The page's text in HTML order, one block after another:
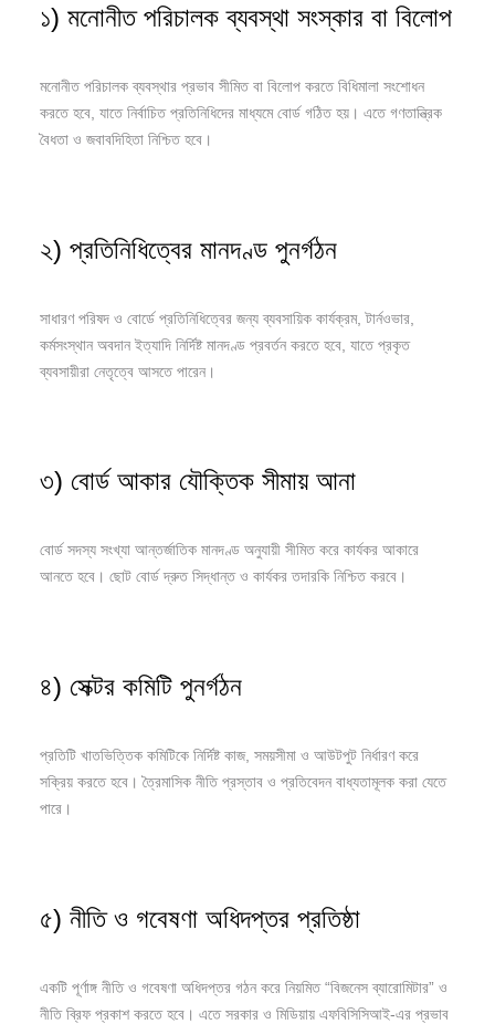
১) মনোনীত পরিচালক ব্যবস্থা সংস্কার বা বিলোপ
মনোনীত পরিচালক ব্যবস্থার প্রভাব সীমিত বা বিলোপ করতে বিধিমালা সংশোধন
করতে হবে, যাতে নির্বাচিত প্রতিনিধিদের মাধ্যমে বোর্ড গঠিত হয়। এতে গণতান্ত্রিক
বৈধতা ও জবাবদিহিতা নিশ্চিত হবে।
২) প্রতিনিধিত্বের মানদণ্ড পুনর্গঠন
সাধারণ পরিষদ ও বোর্ডে প্রতিনিধিত্বের জন্য ব্যবসায়িক কার্যক্রম, টার্নওভার,
কর্মসংস্থান অবদান ইত্যাদি নির্দিষ্ট মানদণ্ড প্রবর্তন করতে হবে, যাতে প্রকৃত
ব্যবসায়ীরা নেতৃত্বে আসতে পারেন।
৩) বোর্ড আকার যৌক্তিক সীমায় আনা
বোর্ড সদস্য সংখ্যা আন্তর্জাতিক মানদণ্ড অনুযায়ী সীমিত করে কার্যকর আকারে
আনতে হবে। ছোট বোর্ড দ্রুত সিদ্ধান্ত ও কার্যকর তদারকি নিশ্চিত করবে।
৪) সেক্টর কমিটি পুনর্গঠন
প্রতিটি খাতভিত্তিক কমিটিকে নির্দিষ্ট কাজ, সময়সীমা ও আউটপুট নির্ধারণ করে
সক্রিয় করতে হবে। ত্রৈমাসিক নীতি প্রস্তাব ও প্রতিবেদন বাধ্যতামূলক করা যেতে
পারে।
৫) নীতি ও গবেষণা অধিদপ্তর প্রতিষ্ঠা
একটি পূর্ণাঙ্গ নীতি ও গবেষণা অধিদপ্তর গঠন করে নিয়মিত “বিজনেস ব্যারোমিটার” ও
নীতি ব্রিফ প্রকাশ করতে হবে। এতে সরকার ও মিডিয়ায় এফবিসিসিআই-এর প্রভাব